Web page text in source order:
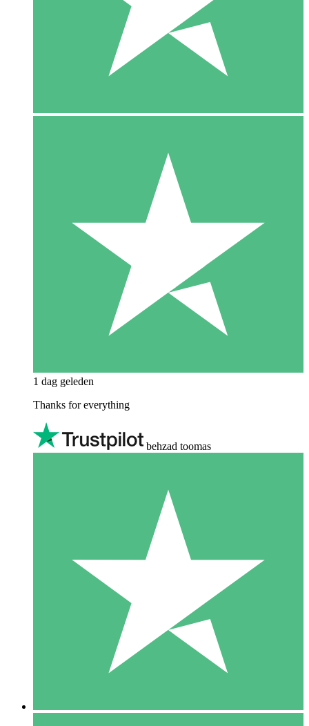
1 dag geleden
Thanks for everything
behzad toomas